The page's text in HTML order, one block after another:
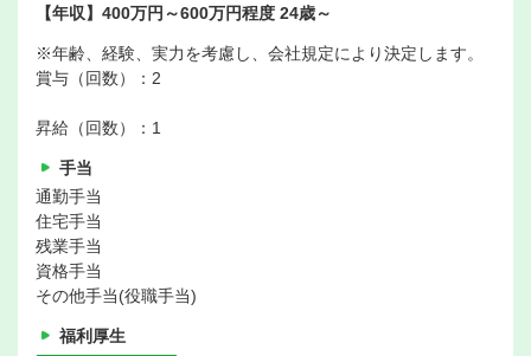
【年収】400万円～600万円程度 24歳～
※年齢、経験、実力を考慮し、会社規定により決定します。
賞与（回数）：2
昇給（回数）：1
手当
通勤手当
住宅手当
残業手当
資格手当
その他手当(役職手当)
福利厚生